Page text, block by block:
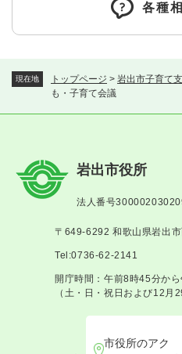
現在地 トップページ > 岩出市子育て
も・子育て会議
各種
岩出市役所
法人番号
〒649-6292 和歌山県岩出
Tel:0736-62-2141
開庁時間：午前8時45分か
（土・日・祝日および12月
市役所のアク